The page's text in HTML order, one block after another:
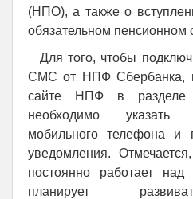
(НПО), а также о
обязательном
Для того, чтобы
СМС от НПФ Сбербанка,
сайте НПФ в разделе
необходимо указать
мобильного телефона и
уведомления.
постоянно работает
планирует